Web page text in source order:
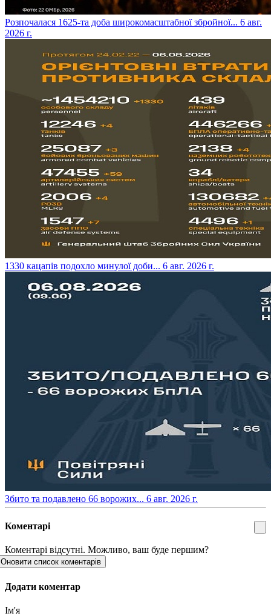
​Розпочалася 1625-та доба широкомасштабної збройної... 6 авг.
2026 г.
​1330 кацапів подохло минулої доби... 6 авг. 2026 г.
​Збито та подавлено 66 ворожих... 6 авг. 2026 г.
Коментарі
Коментарі відсутні. Можливо, ваш буде першим?
Оновити список коментарів
Додати коментар
Ім'я